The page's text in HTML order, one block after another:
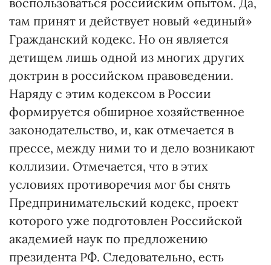
там принят и действует новый «единый»
Гражданский кодекс. Но он является
детищем лишь одной из многих других
доктрин в российском правоведении.
Наряду с этим кодексом в России
формируется обширное хозяйственное
законодательство, и, как отмечается в
прессе, между ними то и дело возникают
коллизии. Отмечается, что в этих
условиях противоречия мог бы снять
Предпринимательский кодекс, проект
которого уже подготовлен Российской
академией наук по предложению
президента РФ. Следовательно, есть